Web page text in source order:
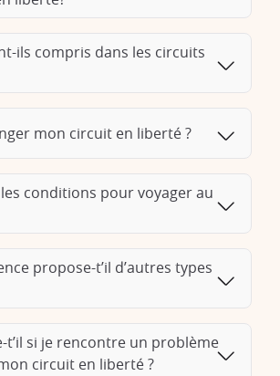
de vos centres d'intérêt. Sites
shopping dans des quartiers
nos spécialistes du Japon sont là pour
et des conseils avisés, afin
parti de votre séjour sur l’archipel.
savourez pleinement votre escapade au
l'histoire et le mode de vie des villes
ils compris dans les circuits
mon circuit en liberté ?
conditions pour voyager au
propose-t’il d’autres types
t’il si je rencontre un problème
circuit en liberté ?